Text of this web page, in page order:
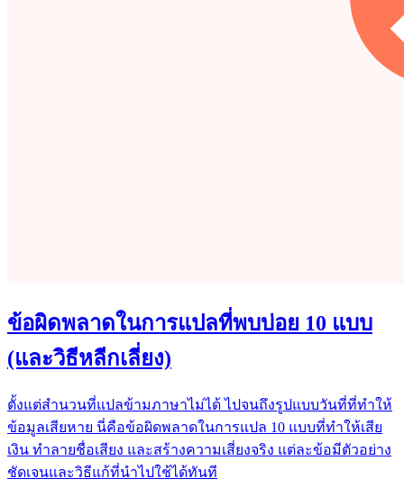
ข้อผิดพลาดในการแปลที่พบบ่อย 10 แบบ
(และวิธีหลีกเลี่ยง)
ตั้งแต่สำนวนที่แปลข้ามภาษาไม่ได้ ไปจนถึงรูปแบบวันที่ที่ทำให้
ข้อมูลเสียหาย นี่คือข้อผิดพลาดในการแปล 10 แบบที่ทำให้เสีย
เงิน ทำลายชื่อเสียง และสร้างความเสี่ยงจริง แต่ละข้อมีตัวอย่าง
ชัดเจนและวิธีแก้ที่นำไปใช้ได้ทันที